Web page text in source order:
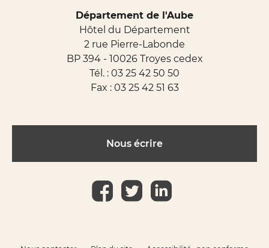
Département de l'Aube
Hôtel du Département
2 rue Pierre-Labonde
BP 394 - 10026 Troyes cedex
Tél. : 03 25 42 50 50
Fax : 03 25 42 51 63
Nous écrire